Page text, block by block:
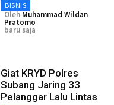
BISNIS
Oleh Muhammad Wildan
Pratomo
baru saja
Giat KRYD Polres
Subang Jaring 33
Pelanggar Lalu Lintas